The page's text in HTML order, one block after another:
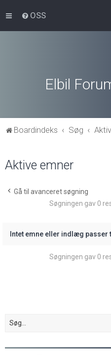
OSS
Elbil
Boardindeks Søg
Aktive emner
Gå til avanceret søgning
Søgningen gav 0
Intet emne eller indlæg passer
Søgningen gav 0